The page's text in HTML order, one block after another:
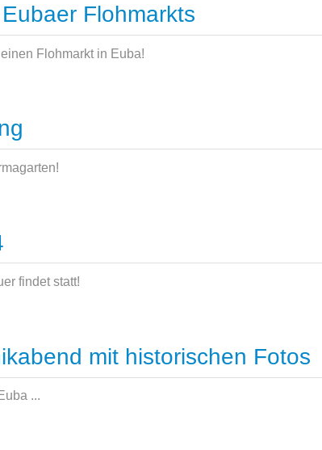
Flohmarkts
Flohmarkt in Euba!
findet statt!
mit historischen Fotos
...